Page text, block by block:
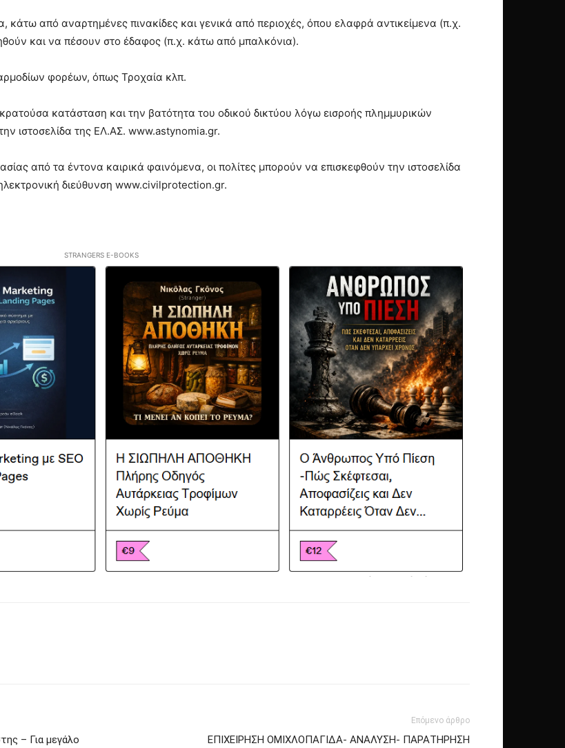
από αναρτημένες πινακίδες και γενικά από περιοχές, όπου ελαφρά αντικείμενα (π.χ.
και να πέσουν στο έδαφος (π.χ. κάτω από μπαλκόνια).
φορέων, όπως Τροχαία κλπ.
κατάσταση και την βατότητα του οδικού δικτύου λόγω εισροής πλημμυρικών
ιστοσελίδα της ΕΛ.ΑΣ. www.astynomia.gr.
από τα έντονα καιρικά φαινόμενα, οι πολίτες μπορούν να επισκεφθούν την ιστοσελίδα
διεύθυνση www.civilprotection.gr.
STRANGERS E-BOOKS
– Για μεγάλο
Επόμενο άρθρο
EΠΙΧΕΙΡΗΣΗ ΟΜΙΧΛΟΠΑΓΙΔΑ- ΑΝΑΛΥΣΗ- ΠΑΡΑΤΗΡΗΣΗ